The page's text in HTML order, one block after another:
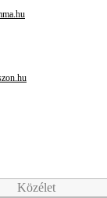
Közélet